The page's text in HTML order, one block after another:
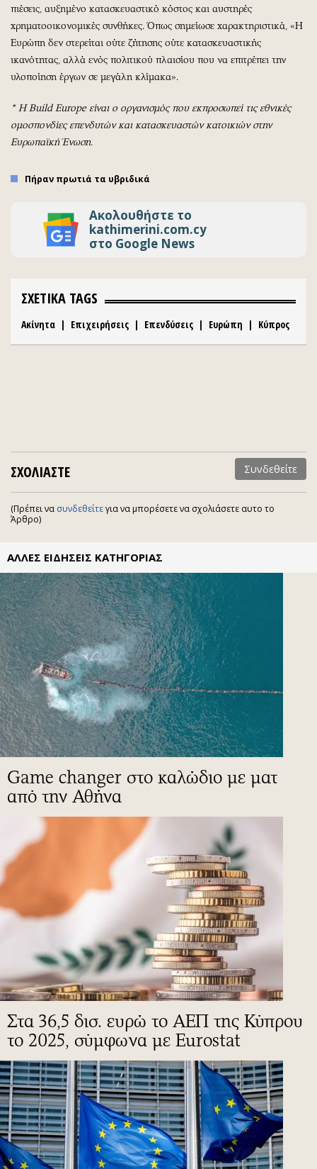
πιέσεις, αυξημένο κατασκευαστικό κόστος και αυστηρές
χρηματοοικονομικές συνθήκες. Όπως σημείωσε χαρακτηριστικά, «Η
Ευρώπη δεν στερείται ούτε ζήτησης ούτε κατασκευαστικής
ικανότητας, αλλά ενός πολιτικού πλαισίου που να επιτρέπει την
υλοποίηση έργων σε μεγάλη κλίμακα».
* Η Build Europe είναι ο οργανισμός που εκπροσωπεί τις εθνικές
ομοσπονδίες επενδυτών και κατασκευαστών κατοικιών στην
Ευρωπαϊκή Ένωση.
Πήραν πρωτιά τα υβριδικά
Ακολουθήστε το
kathimerini.com.cy
στο Google News
ΣΧΕΤΙΚΑ TAGS
Ακίνητα | Επιχειρήσεις | Επενδύσεις | Ευρώπη | Κύπρος
ΣΧΟΛΙΑΣΤΕ Συνδεθείτε
(Πρέπει να συνδεθείτεγια να μπορέσετε να σχολιάσετε αυτο το
Άρθρο)
ΑΛΛΕΣ ΕΙΔΗΣΕΙΣ ΚΑΤΗΓΟΡΙΑΣ
Game changer στο καλώδιο με ματ
από την Αθήνα
Στα 36,5 δισ. ευρώ το ΑΕΠ της Κύπρου
το 2025, σύμφωνα με Eurostat